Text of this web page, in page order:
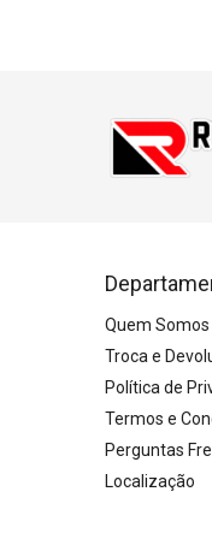
Quem Somos
Troca e
Política de
Termos e
Perguntas
Localização